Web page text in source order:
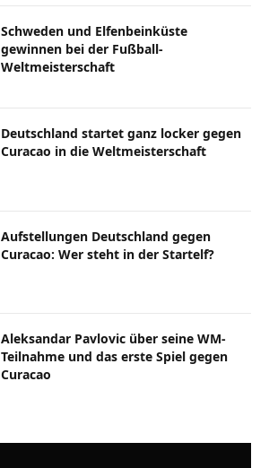
Schweden und Elfenbeinküste
gewinnen bei der Fußball-
Weltmeisterschaft
Deutschland startet ganz locker gegen
Curacao in die Weltmeisterschaft
Aufstellungen Deutschland gegen
Curacao: Wer steht in der Startelf?
Aleksandar Pavlovic über seine WM-
Teilnahme und das erste Spiel gegen
Curacao